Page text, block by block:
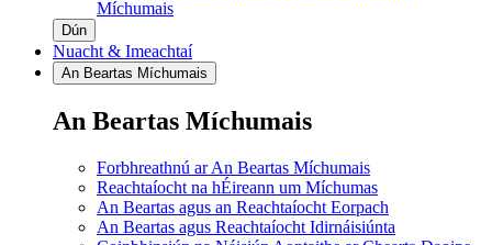
Míchumais
Dún
Nuacht & Imeachtaí
An Beartas Míchumais
An Beartas Míchumais
Forbhreathnú ar An Beartas Míchumais
Reachtaíocht na hÉireann um Míchumas
An Beartas agus an Reachtaíocht Eorpach
An Beartas agus Reachtaíocht Idirnáisiúnta